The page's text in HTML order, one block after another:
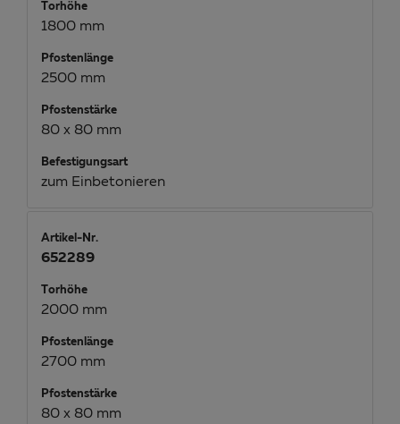
Torhöhe
1800 mm
Pfostenlänge
2500 mm
Pfostenstärke
80 x 80 mm
Befestigungsart
zum Einbetonieren
Artikel-Nr.
652289
Torhöhe
2000 mm
Pfostenlänge
2700 mm
Pfostenstärke
80 x 80 mm